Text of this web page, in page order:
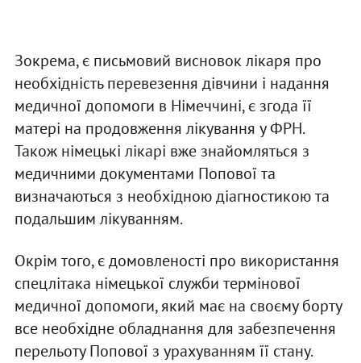
Зокрема, є письмовий висновок лікаря про
необхідність перевезення дівчини і надання
медичної допомоги в Німеччині, є згода її
матері на продовження лікування у ФРН.
Також німецькі лікарі вже знайомляться з
медичними документами Попової та
визначаються з необхідною діагностикою та
подальшим лікуванням.
Окрім того, є домовленості про використання
спецлітака німецької служби термінової
медичної допомоги, який має на своєму борту
все необхідне обладнання для забезпечення
перельоту Попової з урахуванням її стану.